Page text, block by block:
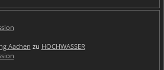
Aachen zu HOCHWASSER